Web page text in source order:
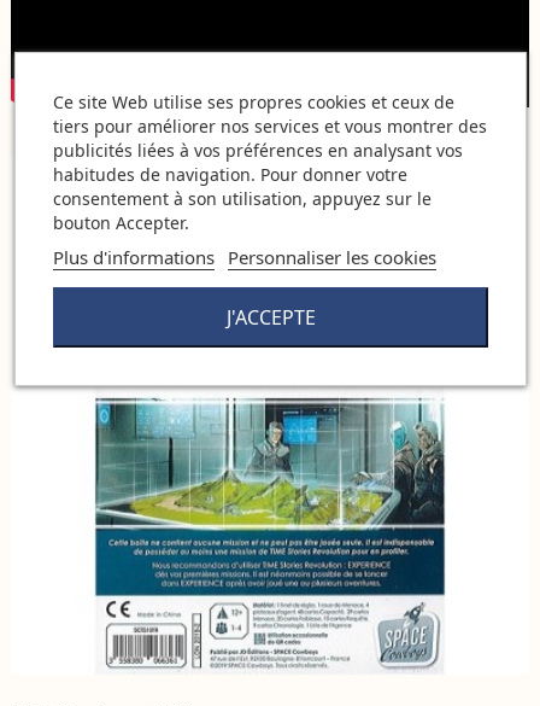
Ce site Web utilise ses propres cookies et ceux de
tiers pour améliorer nos services et vous montrer des
publicités liées à vos préférences en analysant vos
habitudes de navigation. Pour donner votre
consentement à son utilisation, appuyez sur le
bouton Accepter.
Plus d'informations Personnaliser les cookies
J'ACCEPTE